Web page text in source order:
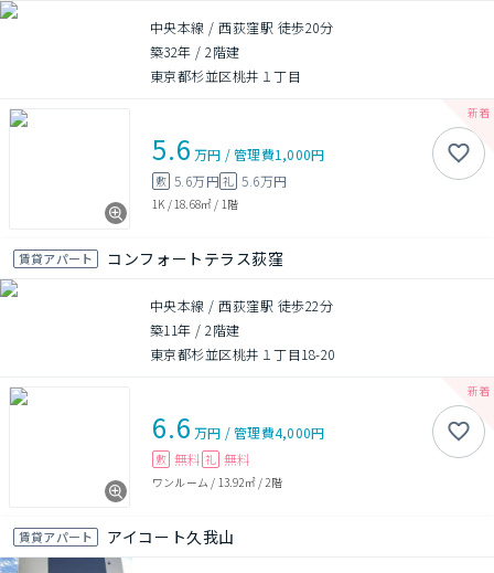
中央本線 / 西荻窪駅 徒歩20分
築32年 /2階建
東京都杉並区桃井１丁目
5.6 万円 /管理費1,000円
敷 5.6万円礼 5.6万円
1K / 18.68㎡ / 1階
賃貸アパート コンフォートテラス荻窪
中央本線 / 西荻窪駅 徒歩22分
築11年 /2階建
東京都杉並区桃井１丁目18-20
6.6 万円 /管理費4,000円
敷 無料 礼 無料
ワンルーム / 13.92㎡/ 2階
賃貸アパート アイコート久我山